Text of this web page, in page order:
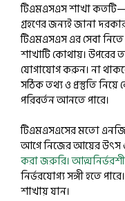
টিএমএসএস শাখা
গ্রহণের জন্যই জানা
টিএমএসএস এর সেবা
শাখাটি কোথায়। উপরের
যোগাযোগ করুন। না
সঠিক তথ্য ও প্রস্তুতি
পরিবর্তন আনতে পারে।
টিএমএসএসের মতো
আগে নিজের আয়ের উৎস
করা জরুরি।
নির্ভরযোগ্য সঙ্গী হতে
শাখায় যান।